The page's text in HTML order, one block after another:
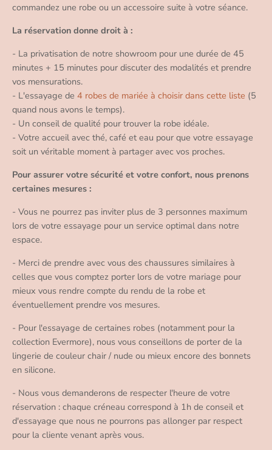
commandez une robe ou un accessoire suite à votre séance.
La réservation donne droit à :
- La privatisation de notre showroom pour une durée de 45
minutes + 15 minutes pour discuter des modalités et prendre
vos mensurations.
- L'essayage de 4 robes de mariée à choisir dans cette liste (5
quand nous avons le temps).
- Un conseil de qualité pour trouver la robe idéale.
- Votre accueil avec thé, café et eau pour que votre essayage
soit un véritable moment à partager avec vos proches.
Pour assurer votre sécurité et votre confort, nous prenons
certaines mesures :
- Vous ne pourrez pas inviter plus de 3 personnes maximum
lors de votre essayage pour un service optimal dans notre
espace.
- Merci de prendre avec vous des chaussures similaires à
celles que vous comptez porter lors de votre mariage pour
mieux vous rendre compte du rendu de la robe et
éventuellement prendre vos mesures.
- Pour l'essayage de certaines robes (notamment pour la
collection Evermore), nous vous conseillons de porter de la
lingerie de couleur chair / nude ou mieux encore des bonnets
en silicone.
- Nous vous demanderons de respecter l'heure de votre
réservation : chaque créneau correspond à 1h de conseil et
d'essayage que nous ne pourrons pas allonger par respect
pour la cliente venant après vous.